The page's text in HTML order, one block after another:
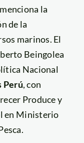
menciona la
de la
marinos. El
Beingolea
Nacional
Perú, con
Produce y
en Ministerio